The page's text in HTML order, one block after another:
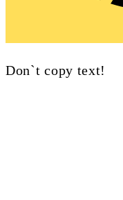
Don`t copy text!